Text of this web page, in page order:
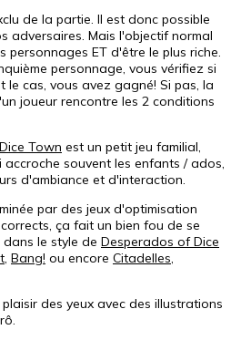
de la partie. Il est donc possible
adversaires. Mais l'objectif normal
personnages ET d'être le plus riche.
personnage, vous vérifiez si
le cas, vous avez gagné! Si pas, la
joueur rencontre les 2 conditions
Town est un petit jeu familial,
souvent les enfants / ados,
d'ambiance et d'interaction.
par des jeux d'optimisation
ça fait un bien fou de se
le style de Desperados of Dice
, Bang! ou encore Citadelles,
des yeux avec des illustrations